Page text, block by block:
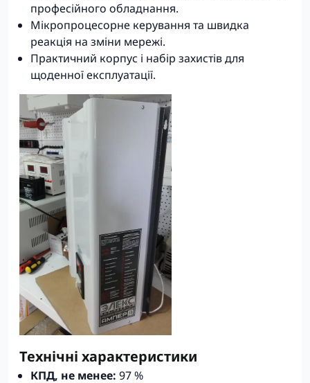
професійного обладнання.
Мікропроцесорне керування та швидка
реакція на зміни мережі.
Практичний корпус і набір захистів для
щоденної експлуатації.
Технічні характеристики
КПД, не менее: 97 %